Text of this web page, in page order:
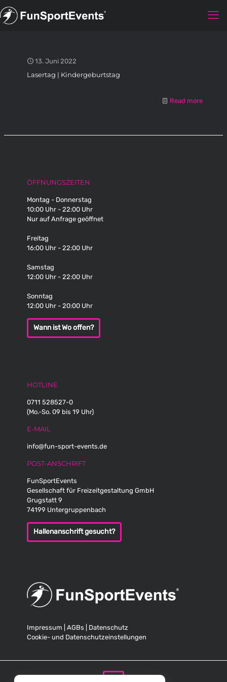
13. Juni 2022
Lasertag | Kindergeburtstag
Read more
ÖFFNUNGSZEITEN
Montag - Donnerstag
10:00 Uhr - 22:00 Uhr
Nur auf Anfrage geöffnet
Freitag
16:00 Uhr - 22:00 Uhr
Samstag
12:00 Uhr - 22:00 Uhr
Sonntag
12:00 Uhr - 20:00 Uhr
Wann ist Wo offen?
HOTLINE
0711 528527-0
(Mo.-So. 09 bis 19 Uhr)
E-MAIL
info@fun-sport-events.de
POST-ANSCHRIFT
FunSportEvents
Gesellschaft für Freizeitgestaltung GmbH
Grugstatt 9
74199 Untergruppenbach
Hallenanschrift gesucht?
Impressum AGBs
Datenschutz
Cookie- und Datenschutzeinstellungen